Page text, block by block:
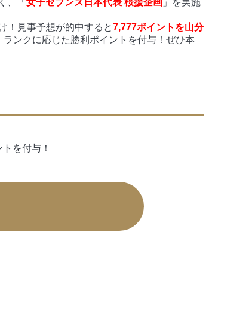
！見事予想が的中すると7,777ポイントを山分
ンクに応じた勝利ポイントを付与！ぜひ本
を付与！